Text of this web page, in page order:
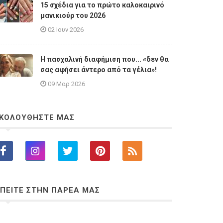
15 σχέδια για το πρώτο καλοκαιρινό
μανικιούρ του 2026
02 Ιουν 2026
Η πασχαλινή διαφήμιση που... «δεν θα
σας αφήσει άντερο από τα γέλια»!
09 Μαρ 2026
ΜΑΣ
ΣΤΗΝ ΠΑΡΕΑ ΜΑΣ